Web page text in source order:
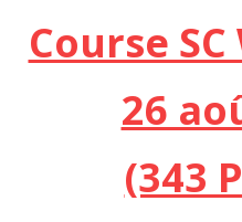
Course
26
(343